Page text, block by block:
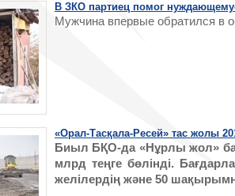
В ЗКО партиец помог
Мужчина впервые обратился в
«Орал-Тасқала-Ресей» тас жолы
Биыл БҚО-да «Нұрлы жол»
млрд теңге бөлінді.
желілердің және 50